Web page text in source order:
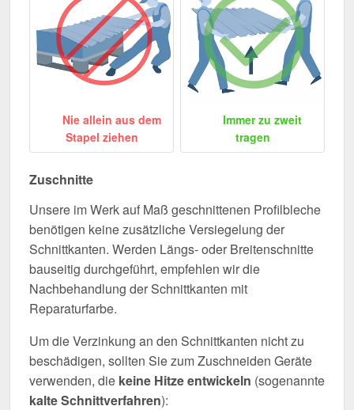
Nie allein aus dem
Stapel ziehen
Immer zu zweit
tragen
Zuschnitte
Unsere im Werk auf Maß geschnittenen Profilbleche
benötigen keine zusätzliche Versiegelung der
Schnittkanten. Werden Längs- oder Breitenschnitte
bauseitig durchgeführt, empfehlen wir die
Nachbehandlung der Schnittkanten mit
Reparaturfarbe.
Um die Verzinkung an den Schnittkanten nicht zu
beschädigen, sollten Sie zum Zuschneiden Geräte
verwenden, die keine Hitze entwickeln (sogenannte
kalte Schnittverfahren):